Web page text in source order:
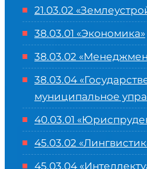
21.03.02
38.03.01 «Экономика»
38.03.02
38.03.04
муниципальное
40.03.01
45.03.02
45.03.04 «